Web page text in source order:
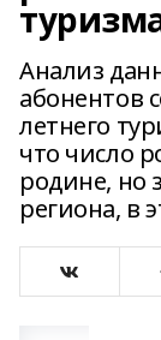
Анализ
абонентов
летнего
что число
родине, но
региона, в